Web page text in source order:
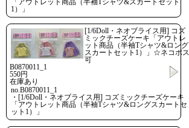
1）」
[1/6Doll・ネオブライス用] コズ
ミックチーズケーキ「アウトレ
ット商品（半袖Tシャツ&ロング
スカートセット1）」☆ネコポス
可
B0870011_1
550円
在庫あり
no.B0870011_1
・[1/6Doll・ネオブライス用] コズミックチーズケーキ
「アウトレット商品（半袖Tシャツ&ロングスカートセ
ット1）」